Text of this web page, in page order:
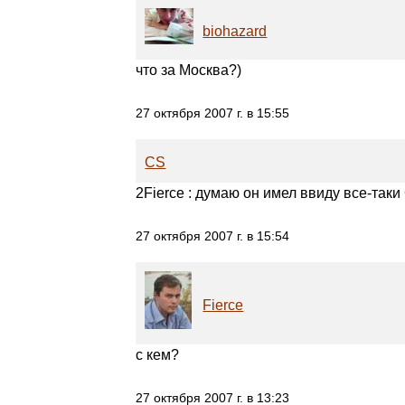
biohazard
что за Москва?)
27 октября 2007 г. в 15:55
CS
2Fierce : думаю он имел ввиду все-
27 октября 2007 г. в 15:54
Fierce
с кем?
27 октября 2007 г. в 13:23